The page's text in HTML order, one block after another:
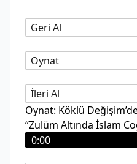
Geri Al
Oynat
İleri Al
Oynat: Köklü
“Zulüm Altında İslam
0:00